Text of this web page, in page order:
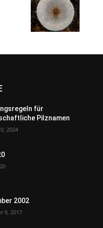
für
Pilznamen
2024
2002
9, 2017